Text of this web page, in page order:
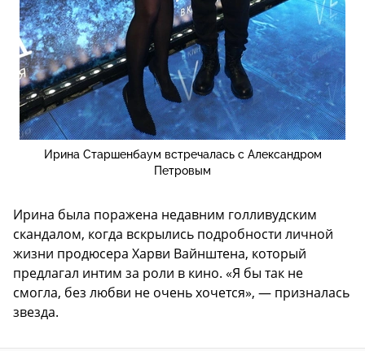
Ирина Старшенбаум встречалась с Александром
Петровым
Ирина была поражена недавним голливудским
скандалом, когда вскрылись подробности личной
жизни продюсера Харви Вайнштена, который
предлагал интим за роли в кино. «Я бы так не
смогла, без любви не очень хочется», — призналась
звезда.